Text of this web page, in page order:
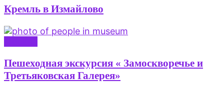
Кремль в Измайлово
Пешеходная экскурсия « Замоскворечье и
Третьяковская Галерея»